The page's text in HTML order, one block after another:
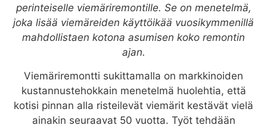
perinteiselle viemäriremontille. Se on menetelmä,
joka lisää viemäreiden käyttöikää vuosikymmenillä
mahdollistaen kotona asumisen koko remontin
ajan.
Viemäriremontti sukittamalla on markkinoiden
kustannustehokkain menetelmä huolehtia, että
kotisi pinnan alla risteilevät viemärit kestävät vielä
ainakin seuraavat 50 vuotta. Työt tehdään